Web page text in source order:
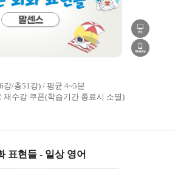
강/총51강) / 평균 4~5분
재수강 쿠폰(학습기간 종료시 소멸)
표현들 - 일상 영어